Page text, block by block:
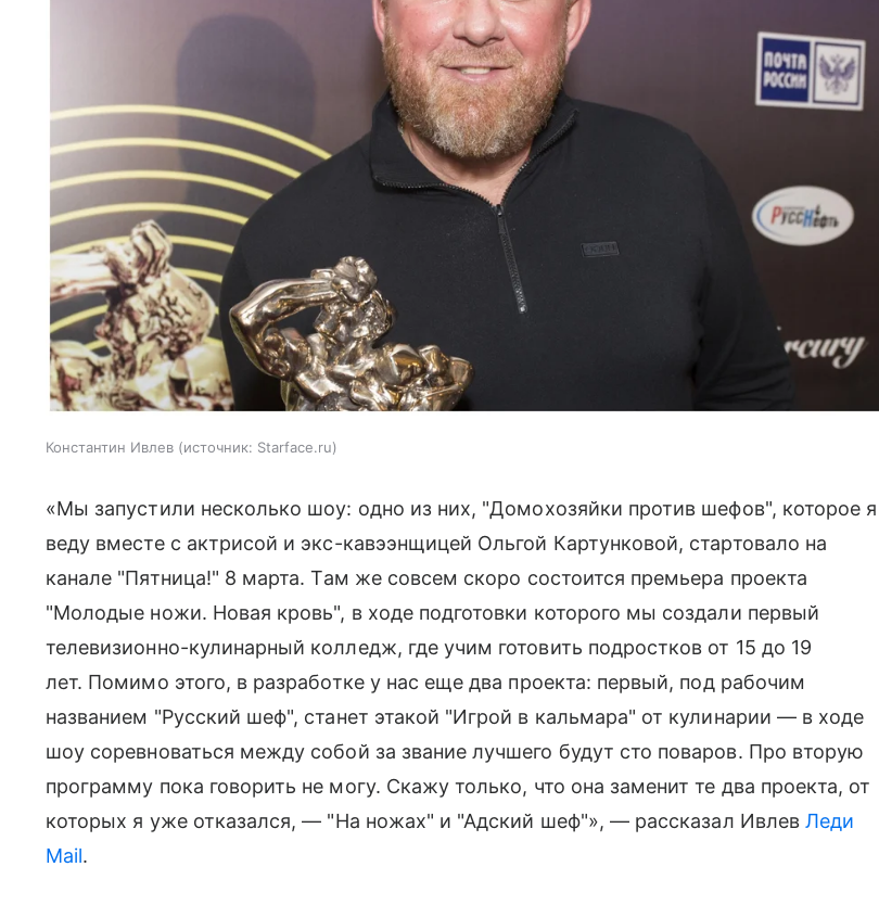
Константин Ивлев источник: Starface.ru
«Мы запустили несколько шоу: одно из них, "Домохозяйки против шефов", которое я
веду вместе с актрисой и экс-кавээнщицей Ольгой Картунковой, стартовало на
канале "Пятница!" 8 марта. Там же совсем скоро состоится премьера проекта
"Молодые ножи. Новая кровь", в ходе подготовки которого мы создали первый
телевизионно-кулинарный колледж, где учим готовить подростков от 15 до 19
лет. Помимо этого, в разработке у нас еще два проекта: первый, под рабочим
названием "Русский шеф", станет этакой "Игрой в кальмара" от кулинарии — в ходе
шоу соревноваться между собой за звание лучшего будут сто поваров. Про вторую
программу пока говорить не могу. Скажу только, что она заменит те два проекта, от
которых я уже отказался, — "На ножах" и "Адский шеф"», — рассказал Ивлев Леди
Mail.